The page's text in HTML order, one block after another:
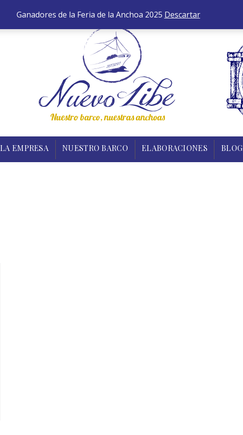
LA EMPRESA NUESTRO BARCO ELABORACIONES BLOG
Ganadores de la Feria de la Anchoa 2025 Descartar
INICIO TIENDA LA EMPRESA NUESTRO BARCO